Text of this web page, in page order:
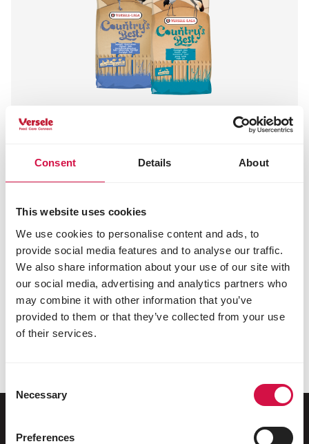
Consent Details About
This website uses cookies
We use cookies to personalise content and ads, to
provide social media features and to analyse our traffic.
We also share information about your use of our site with
our social media, advertising and analytics partners who
may combine it with other information that you’ve
provided to them or that they’ve collected from your use
of their services.
Selection
Necessary
Preferences
alimentares certos para as suas
aves pernaltas e ratitas
Mete as suas aves pernaltas ou ratitas em
sempre os nutrientes certos, com alimentos
adaptados aos seus animais, à sua idade, etc.
Os alimentos contêm sempre ingredientes
cuidadosamente selecionados de alta
qualidade..